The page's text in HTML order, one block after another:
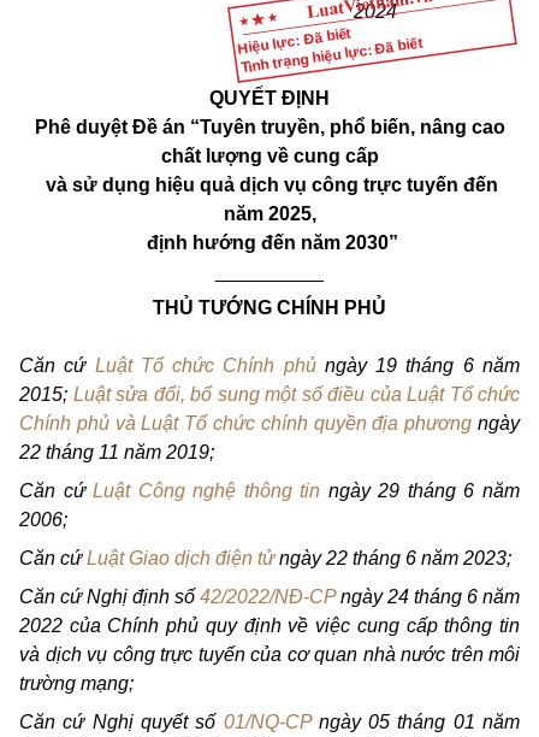
Hiệu lực: Đã biết
Tình trạng hiệu lực: Đã biết
2024
QUYẾT ĐỊNH
Phê duyệt Đề án “Tuyên truyền, phổ biến, nâng cao
chất lượng về cung cấp
và sử dụng hiệu quả dịch vụ công trực tuyến đến
năm 2025,
định hướng đến năm 2030”
THỦ TƯỚNG CHÍNH PHỦ
Căn cứ Luật Tổ chức Chính phủ ngày 19 tháng 6 năm
2015; Luật sửa đổi, bổ sung một số điều của Luật Tổ chức
Chính phủ và Luật Tổ chức chính quyền địa phương ngày
22 tháng 11 năm 2019;
Căn cứLuật Công nghệ thông tin ngày 29 tháng 6 năm
2006;
Căn cứLuật Giao dịch điện tửngày 22 tháng 6 năm 2023;
Căn cứ Nghị định số 42/2022/NĐ-CPngày 24 tháng 6 năm
2022 của Chính phủ quy định về việc cung cấp thông tin
và dịch vụ công trực tuyến của cơ quan nhà nước trên môi
trường mạng;
Căn cứ Nghị quyết số 01/NQ-CPngày 05 tháng 01 năm